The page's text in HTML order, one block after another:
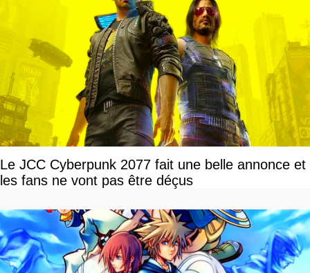
Le JCC Cyberpunk 2077 fait une belle annonce et
les fans ne vont pas être déçus